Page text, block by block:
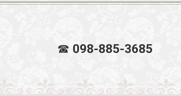
☎ 098-885-3685